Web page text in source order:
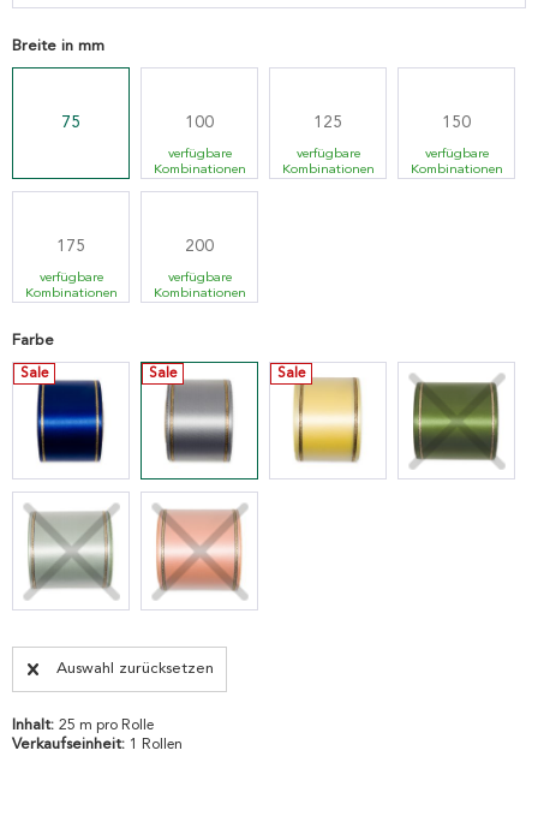
Breite in mm
75 100
verfügbare
Kombinationen
125
verfügbare
Kombinationen
150
verfügbare
Kombinationen
175
verfügbare
Kombinationen
200
verfügbare
Kombinationen
Farbe
Sale Sale Sale
Auswahl zurücksetzen
Inhalt: 25 m pro Rolle
Verkaufseinheit: 1 Rollen